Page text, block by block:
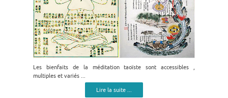
Les bienfaits de la méditation taoïste sont accessibles ,
multiples et variés ...
Lire la suite ...